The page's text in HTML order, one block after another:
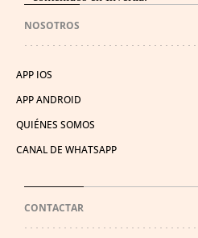
NOSOTROS
APP IOS
APP ANDROID
QUIÉNES SOMOS
CANAL DE WHATSAPP
CONTACTAR